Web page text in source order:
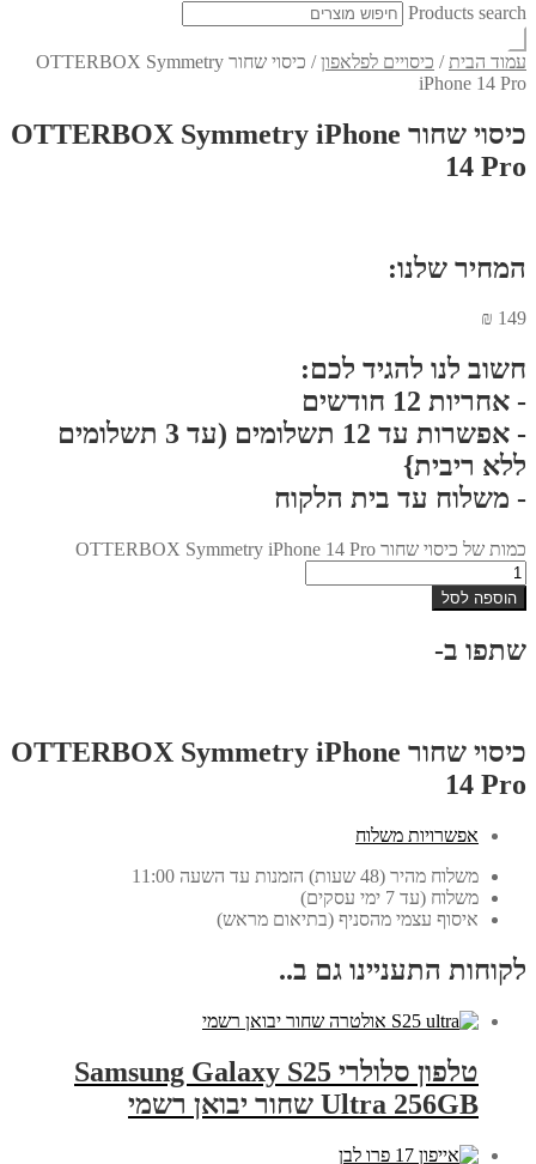
Products search
עמוד הבית / כיסויים לפלאפון/
כיסוי שחור OTTERBOX Symmetry
iPhone 14 Pro
כיסוי שחור OTTERBOX Symmetry iPhone
14 Pro
המחיר שלנו:
₪ 149
חשוב לנו להגיד לכם:
- אחריות 12 חודשים
- אפשרות עד 12 תשלומים (עד 3 תשלומים
ללא ריבית}
- משלוח עד בית הלקוח
כמות של כיסוי שחור OTTERBOX Symmetry iPhone 14 Pro
הוספה לסל
שתפו ב-
כיסוי שחור OTTERBOX Symmetry iPhone
14 Pro
אפשרויות משלוח
משלוח מהיר (48 שעות) הזמנות עד השעה 11:00
משלוח (עד 7 ימי עסקים)
איסוף עצמי מהסניף (בתיאום מראש)
לקוחות התעניינו גם ב..
טלפון סלולרי Samsung Galaxy S25
Ultra 256GB שחור יבואן רשמי